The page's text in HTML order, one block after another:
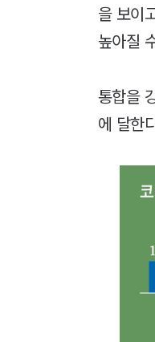
을 보이
높아질
통합을
에 달한